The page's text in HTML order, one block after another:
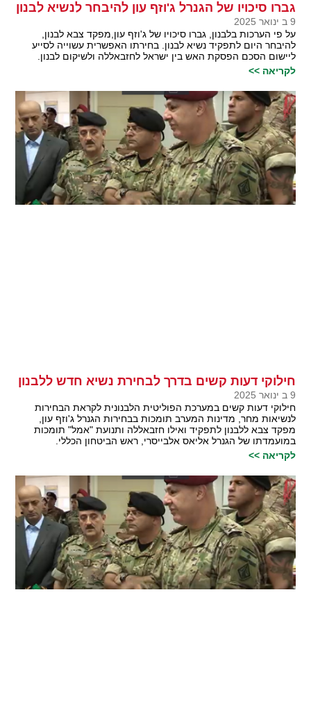
גברו סיכויו של הגנרל ג'וזף עון להיבחר לנשיא לבנון
9 ב ינואר 2025
על פי הערכות בלבנון, גברו סיכויו של ג'וזף עון,מפקד צבא לבנון,
להיבחר היום לתפקיד נשיא לבנון. בחירתו האפשרית עשוייה לסייע
ליישום הסכם הפסקת האש בין ישראל לחזבאללה ולשיקום לבנון.
לקריאה >>
חילוקי דעות קשים בדרך לבחירת נשיא חדש ללבנון
9 ב ינואר 2025
חילוקי דעות קשים במערכת הפוליטית הלבנונית לקראת הבחירות
לנשיאות מחר, מדינות המערב תומכות בבחירות הגנרל ג'וזף עון,
מפקד צבא ללבנון לתפקיד ואילו חזבאללה ותנועת "אמל" תומכות
במועמדתו של הגנרל אליאס אלבייסרי, ראש הביטחון הכללי.
לקריאה >>